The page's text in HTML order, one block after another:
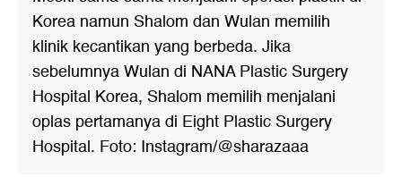
Korea namun Shalom dan Wulan memilih
klinik kecantikan yang berbeda. Jika
sebelumnya Wulan di NANA Plastic Surgery
Hospital Korea, Shalom memilih menjalani
oplas pertamanya di Eight Plastic Surgery
Hospital. Foto: Instagram/@sharazaaa